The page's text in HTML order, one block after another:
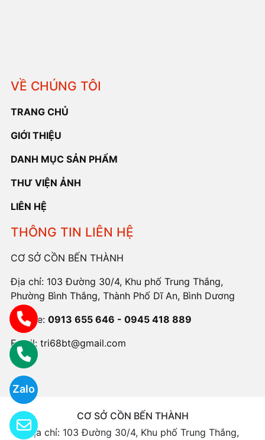
Zalo
VỀ CHÚNG TÔI
TRANG CHỦ
GIỚI THIỆU
DANH MỤC SẢN PHẨM
THƯ VIỆN ẢNH
LIÊN HỆ
THÔNG TIN LIÊN HỆ
CƠ SỞ CỒN BẾN THÀNH
Địa chỉ: 103 Đường 30/4, Khu phố Trung Thắng,
Phường Bình Thắng, Thành Phố Dĩ An, Bình Dương
Hotline: 0913 655 646 - 0945 418 889
Email: tri68bt@gmail.com
CƠ SỞ CỒN BẾN THÀNH
Địa chỉ: 103 Đường 30/4, Khu phố Trung Thắng,